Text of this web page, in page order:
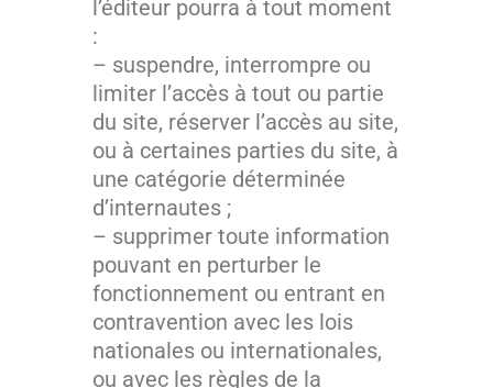
l’éditeur pourra à tout moment
:
– suspendre, interrompre ou
limiter l’accès à tout ou partie
du site, réserver l’accès au site,
ou à certaines parties du site, à
une catégorie déterminée
d’internautes ;
– supprimer toute information
pouvant en perturber le
fonctionnement ou entrant en
contravention avec les lois
nationales ou internationales,
ou avec les règles de la